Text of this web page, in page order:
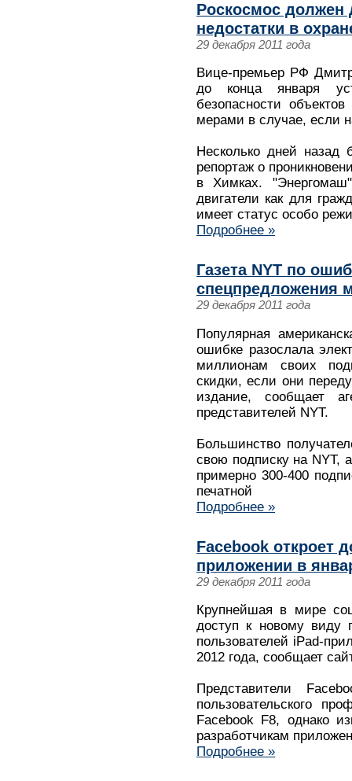
Роскосмос должен
недостатки в
29 декабря 2011 года
Вице-премьер РФ
до конца января
безопасности
мерами в случае, если
Несколько дней назад
репортаж о
в Химках.
двигатели как для
имеет статус особо
Подробнее »
Газета NYT по
спецпредложения
29 декабря 2011 года
Популярная
ошибке разослала
миллионам своих
скидки, если они
издание, сообщает
представителей NYT.
Большинство
свою подписку на NYT,
примерно 300-400
печатной
Подробнее »
Facebook откроет
приложении в
29 декабря 2011 года
Крупнейшая в мире
доступ к новому виду
пользователей iPad-
2012 года, сообщает
Представители
пользовательского
Facebook F8, однако
разработчикам
Подробнее »